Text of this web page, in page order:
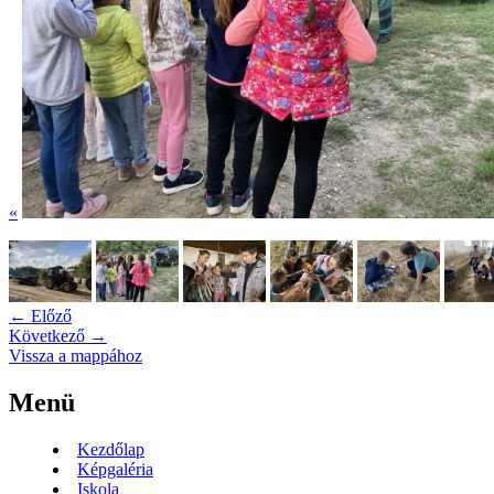
«
← Előző
Következő →
Vissza a mappához
Menü
Kezdőlap
Képgaléria
Iskola